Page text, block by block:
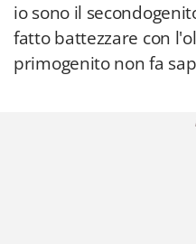
io sono il
fatto battezzare con
primogenito non fa